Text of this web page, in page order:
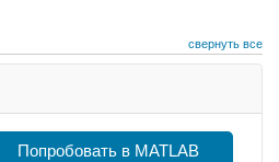
свернуть все
Попробовать в MATLAB